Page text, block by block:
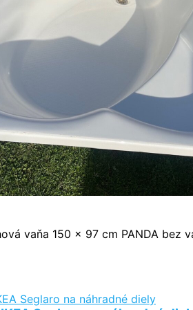
vaňa 150 x 97 cm PANDA bez